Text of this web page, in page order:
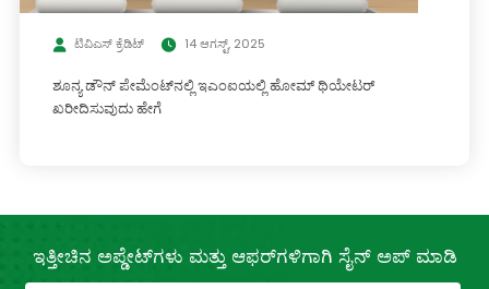
ಟಿವಿಎಸ್ ಕ್ರೆಡಿಟ್ 14 ಆಗಸ್ಟ್, 2025
ಶೂನ್ಯ ಡೌನ್ ಪೇಮೆಂಟ್‌ನಲ್ಲಿ ಇಎಂಐಯಲ್ಲಿ ಹೋಮ್ ಥಿಯೇಟರ್
ಖರೀದಿಸುವುದು ಹೇಗೆ
ಇತ್ತೀಚಿನ ಅಪ್ಡೇಟ್‌ಗಳು ಮತ್ತು ಆಫರ್‌ಗಳಿಗಾಗಿ ಸೈನ್ ಅಪ್ ಮಾಡಿ